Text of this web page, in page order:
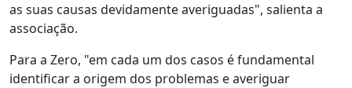
as suas causas devidamente averiguadas", salienta a
associação.
Para a Zero, "em cada um dos casos é fundamental
identificar a origem dos problemas e averiguar